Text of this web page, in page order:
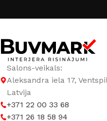
Salons-veikals:
Aleksandra iela 17,
Latvija
+371 22 00 33 68
+371 26 18 58 94